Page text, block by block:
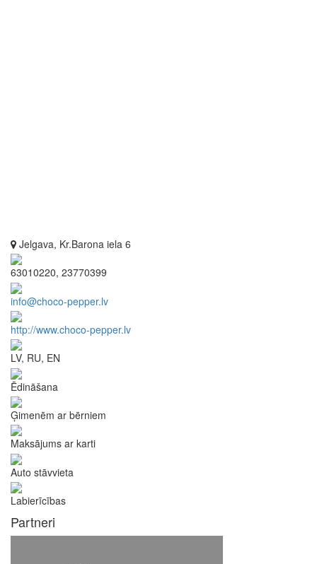
Jelgava, Kr.Barona iela 6
63010220, 23770399
info@choco-pepper.lv
http://www.choco-pepper.lv
LV, RU, EN
Ēdināšana
Ģimenēm ar bērniem
Maksājums ar karti
Auto stāvvieta
Labierīcības
Partneri